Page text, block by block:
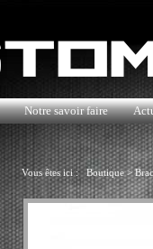
Notre savoir faire
Vous êtes ici :Boutique>